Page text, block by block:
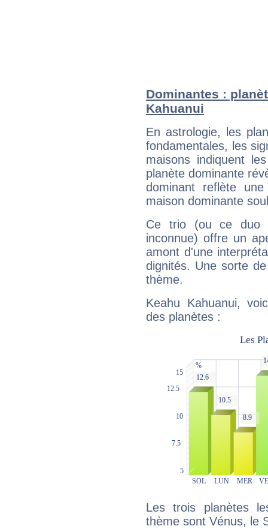
Dominantes :
Kahuanui
En astrologie, les
fondamentales, les
maisons indiquent
planète dominante
dominant reflète
maison dominante
Ce trio (ou ce duo
inconnue) offre un
amont d'une
dignités. Une sorte
thème.
Keahu Kahuanui,
des planètes :
Les trois planètes
thème sont Vénus, le